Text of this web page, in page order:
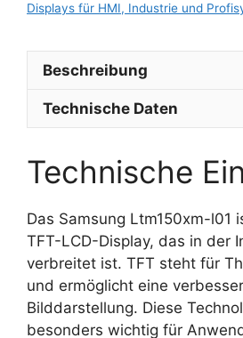
Displays für HMI, Industrie und
Beschreibung
Technische Daten
Technische
Das Samsung Ltm150xm-l01
TFT-LCD-Display, das in der
verbreitet ist. TFT steht für
und ermöglicht eine
Bilddarstellung. Diese
besonders wichtig für